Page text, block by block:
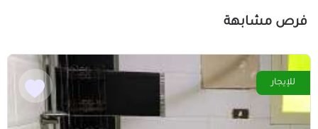
فرص مشابهة
للإيجار